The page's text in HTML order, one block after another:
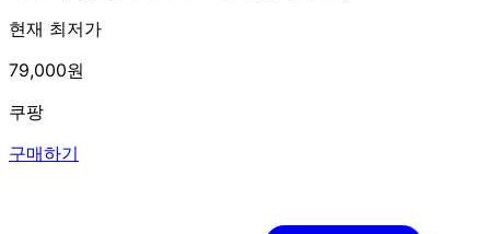
현재 최저가
79,000원
쿠팡
구매하기